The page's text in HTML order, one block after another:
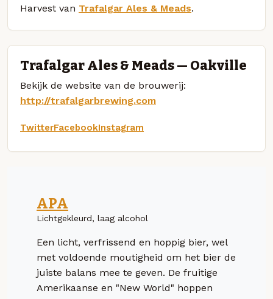
Harvest van Trafalgar Ales & Meads.
Trafalgar Ales & Meads — Oakville
Bekijk de website van de brouwerij:
http://trafalgarbrewing.com
TwitterFacebookInstagram
APA
Lichtgekleurd, laag alcohol
Een licht, verfrissend en hoppig bier, wel
met voldoende moutigheid om het bier de
juiste balans mee te geven. De fruitige
Amerikaanse en "New World" hoppen